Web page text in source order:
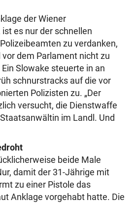
der Wiener
es nur der schnellen
zu verdanken,
dem Parlament nicht zu
Slowake steuerte in an
schnurstracks auf die vor
Polizisten zu. „Der
versucht, die Dienstwaffe
im Landl. Und
beide Male
damit der 31-Jährige mit
zu einer Pistole das
Anklage vorgehabt hatte. Die